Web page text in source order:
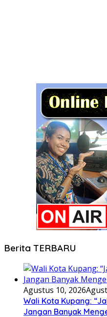
Berita TERBARU
Agustus 10, 2026
Wali Kota Kupang:
Jangan Banyak